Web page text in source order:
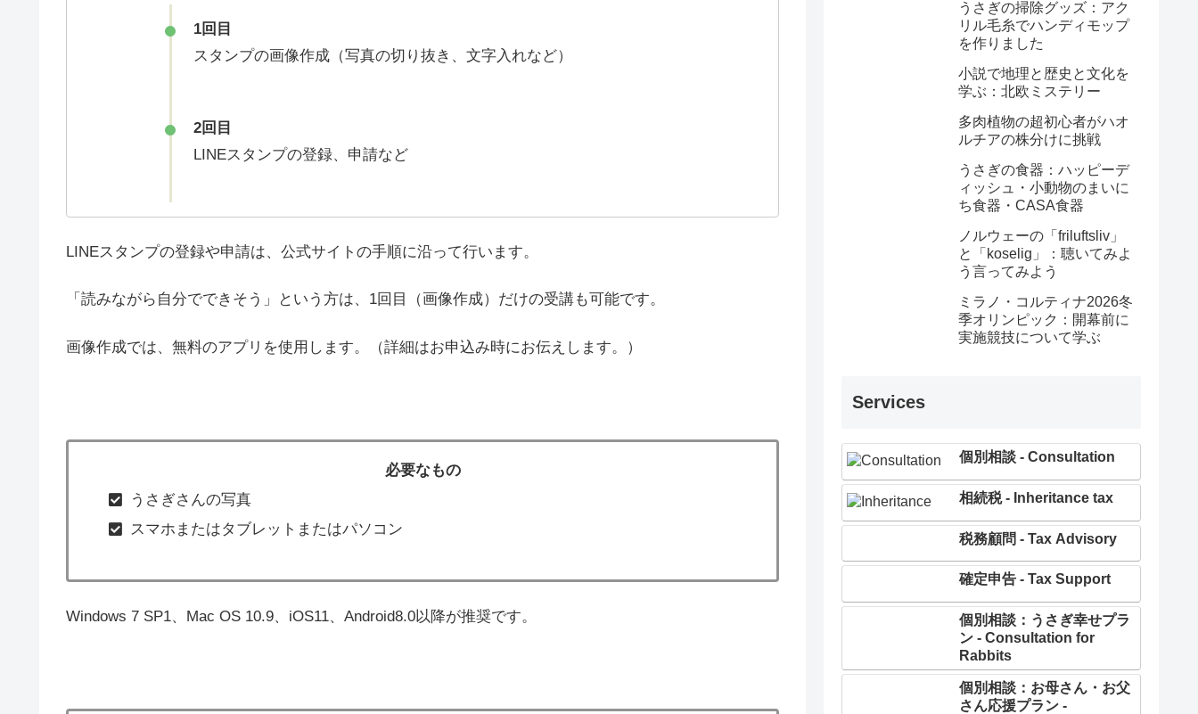
1回目
スタンプの画像作成（写真の切り抜き、文字入れなど）
2回目
LINEスタンプの登録、申請など
LINEスタンプの登録や申請は、公式サイトの手順に沿って行います。
「読みながら自分でできそう」という方は、1回目（画像作成）だけの受講も可能です。
画像作成では、無料のアプリを使用します。（詳細はお申込み時にお伝えします。）
必要なもの
うさぎさんの写真
スマホまたはタブレットまたはパソコン
Windows 7 SP1、Mac OS 10.9、iOS11、Android8.0以降が推奨です。
うさぎの掃除グッズ：アク
リル毛糸でハンディモップ
を作りました
小説で地理と歴史と文化を
学ぶ：北欧ミステリー
多肉植物の超初心者がハオ
ルチアの株分けに挑戦
うさぎの食器：ハッピーデ
ィッシュ・小動物のまいに
ち食器・CASA食器
ノルウェーの「friluftsliv」
と「koselig」：聴いてみよ
う言ってみよう
ミラノ・コルティナ2026冬
季オリンピック：開幕前に
実施競技について学ぶ
Services
個別相談 - Consultation
相続税 - Inheritance tax
税務顧問 - Tax Advisory
確定申告 - Tax Support
個別相談：うさぎ幸せプラ
ン - Consultation for
Rabbits
個別相談：お母さん・お父
さん応援プラン -